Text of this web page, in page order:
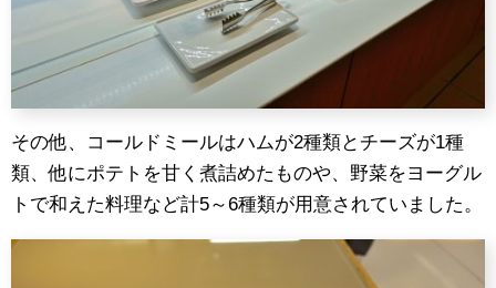
その他、コールドミールはハムが2種類とチーズが1種
類、他にポテトを甘く煮詰めたものや、野菜をヨーグル
トで和えた料理など計5～6種類が用意されていました。